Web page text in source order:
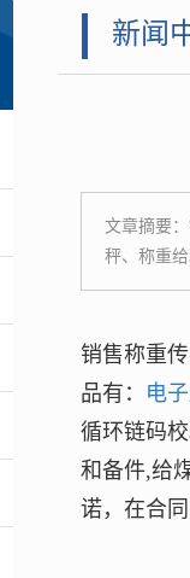
新闻
文章摘要：
秤、称重
销售称重
品有： 电
循环链码
和备件,给
诺，在合